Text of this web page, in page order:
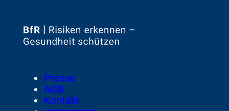
Zur
Footer
Meta-
Navigation
Presse
AGB
Kontakt